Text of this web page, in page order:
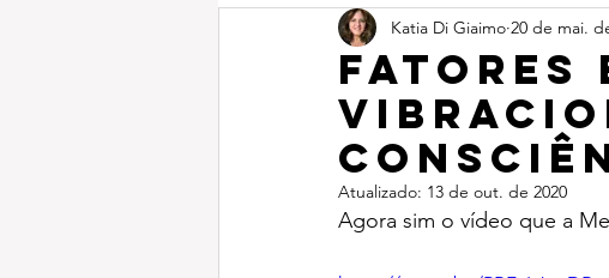
Descobrindo-se empata Mediunidade
Fatores
Katia Di Giaimo 20 de mai.
Atualizado: 13 de out. de 2020
Agora sim o vídeo que a